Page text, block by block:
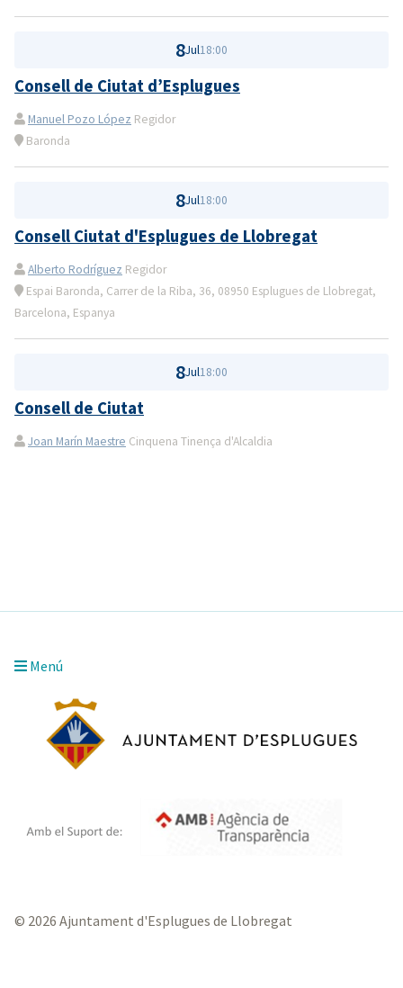
8Jul18:00
Consell de Ciutat d’Esplugues
Manuel Pozo López Regidor
Baronda
8Jul18:00
Consell Ciutat d'Esplugues de Llobregat
Alberto Rodríguez Regidor
Espai Baronda, Carrer de la Riba, 36, 08950 Esplugues de Llobregat,
Barcelona, Espanya
8Jul18:00
Consell de Ciutat
Joan Marín Maestre Cinquena Tinença d'Alcaldia
Menú
© 2026 Ajuntament d'Esplugues de Llobregat